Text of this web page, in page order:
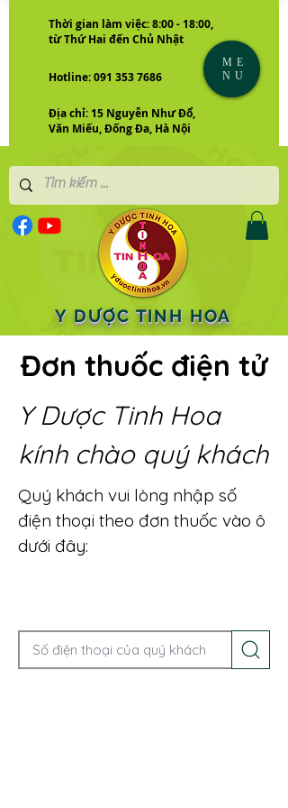
Thời gian làm việc: 8:00 - 18:00,
từ Thứ Hai đến Chủ Nhật
Hotline: 091 353 7686
Địa chỉ: 15 Nguyễn Như Đổ,
Văn Miếu, Đống Đa, Hà Nội
Y DƯỢC TINH HOA
ME
NU
Đơn thuốc điện tử
Y Dược Tinh Hoa
kính chào quý khách
Quý khách vui lòng nhập số
điện thoại theo đơn thuốc vào ô
dưới đây: